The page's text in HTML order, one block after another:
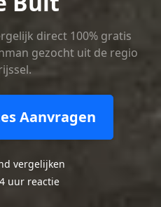
direct 100% gratis
gezocht uit de regio
Aanvragen
vergelijken
uur reactie